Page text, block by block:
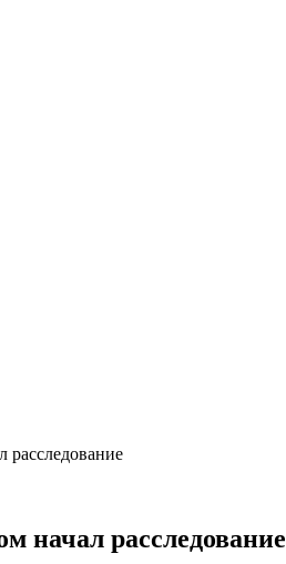
расследование
начал расследование